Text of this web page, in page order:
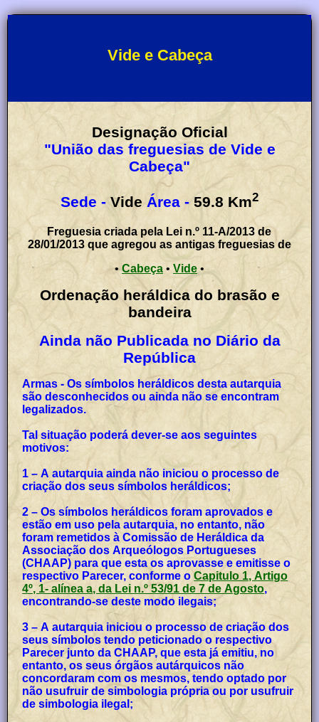
Vide e Cabeça
Designação Oficial
"União das freguesias de Vide e
Cabeça"
Sede - Vide Área - 59.8 Km2
Freguesia criada pela Lei n.º 11-A/2013 de
28/01/2013 que agregou as antigas freguesias de
•Cabeça • Vide •
Ordenação heráldica do brasão e
bandeira
Ainda não Publicada no Diário da
República
Armas - Os símbolos heráldicos desta autarquia
são desconhecidos ou ainda não se encontram
legalizados.
Tal situação poderá dever-se aos seguintes
motivos:
1 – A autarquia ainda não iniciou o processo de
criação dos seus símbolos heráldicos;
2 – Os símbolos heráldicos foram aprovados e
estão em uso pela autarquia, no entanto, não
foram remetidos à Comissão de Heráldica da
Associação dos Arqueólogos Portugueses
(CHAAP) para que esta os aprovasse e emitisse o
respectivo Parecer, conforme oCapitulo 1, Artigo
4º, 1- alínea a, da Lei n.º 53/91 de 7 de Agosto,
encontrando-se deste modo ilegais;
3 – A autarquia iniciou o processo de criação dos
seus símbolos tendo peticionado o respectivo
Parecer junto da CHAAP, que esta já emitiu, no
entanto, os seus órgãos autárquicos não
concordaram com os mesmos, tendo optado por
não usufruir de simbologia própria ou por usufruir
de simbologia ilegal;